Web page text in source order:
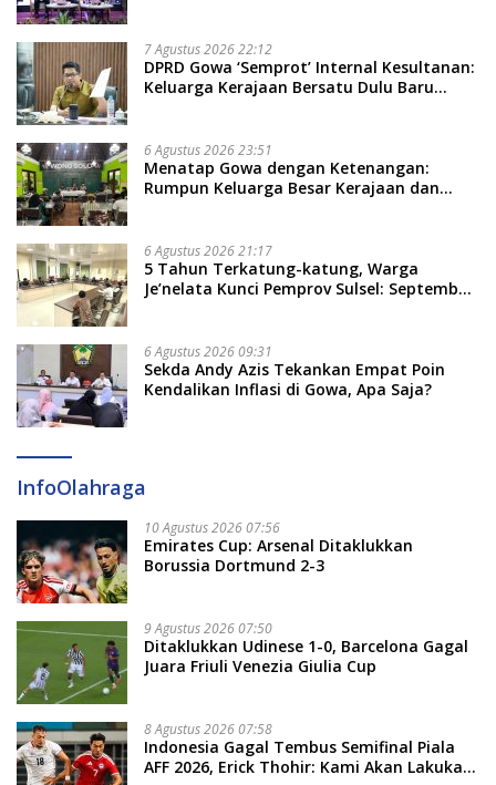
7 Agustus 2026 22:12
DPRD Gowa ‘Semprot’ Internal Kesultanan:
Keluarga Kerajaan Bersatu Dulu Baru
6 Agustus 2026 23:51
Menatap Gowa dengan Ketenangan:
Rumpun Keluarga Besar Kerajaan dan
Soal Adat dan Adab
6 Agustus 2026 21:17
5 Tahun Terkatung-katung, Warga
Je’nelata Kunci Pemprov Sulsel: September
6 Agustus 2026 09:31
Sekda Andy Azis Tekankan Empat Poin
Kendalikan Inflasi di Gowa, Apa Saja?
InfoOlahraga
10 Agustus 2026 07:56
Emirates Cup: Arsenal Ditaklukkan
Borussia Dortmund 2-3
9 Agustus 2026 07:50
Ditaklukkan Udinese 1-0, Barcelona Gagal
Juara Friuli Venezia Giulia Cup
8 Agustus 2026 07:58
Indonesia Gagal Tembus Semifinal Piala
AFF 2026, Erick Thohir: Kami Akan Lakukan